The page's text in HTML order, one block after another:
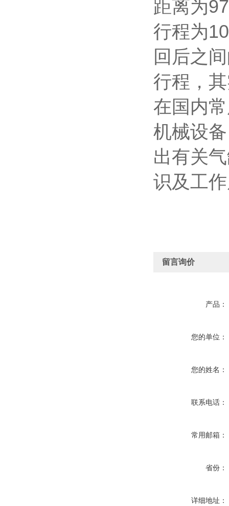
距离为
行程为
回后之
行程，
在国内
机械设
出有关
识及工
留言询价
产品：
您的单位：
您的姓名：
联系电话：
常用邮箱：
省份：
详细地址：